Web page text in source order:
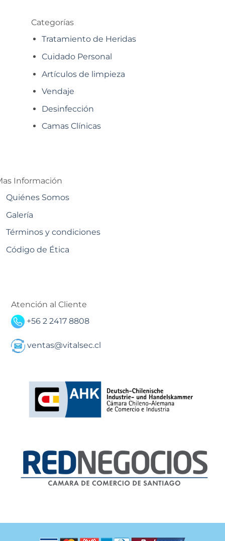
Categorías
Tratamiento de Heridas
Cuidado Personal
Artículos de limpieza
Vendaje
Desinfección
Camas Clínicas
Información
Quiénes Somos
Galería
Términos y condiciones
Código de Ética
Atención al Cliente
+56 2 2417 8808
ventas@vitalsec.cl